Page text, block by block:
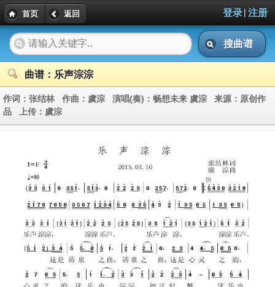
首页 返回 登录| 注册
搜曲谱
曲谱：乐声淙淙
作词： 张结林 作曲： 虞淙 演唱(奏)： 畅想未来 虞淙 来源： 原创作
品 上传： 虞淙